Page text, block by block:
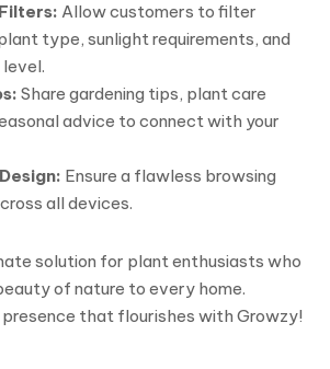
Allow customers to filter
type, sunlight requirements, and
Share gardening tips, plant care
advice to connect with your
Ensure a flawless browsing
all devices.
solution for plant enthusiasts who
of nature to every home.
that flourishes with Growzy!